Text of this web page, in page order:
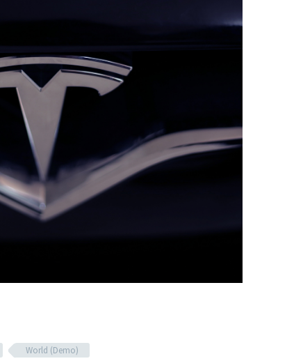
World (Demo)